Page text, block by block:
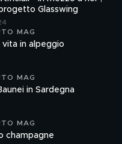
Glasswing
MAG
vita in alpeggio
MAG
in Sardegna
MAG
champagne